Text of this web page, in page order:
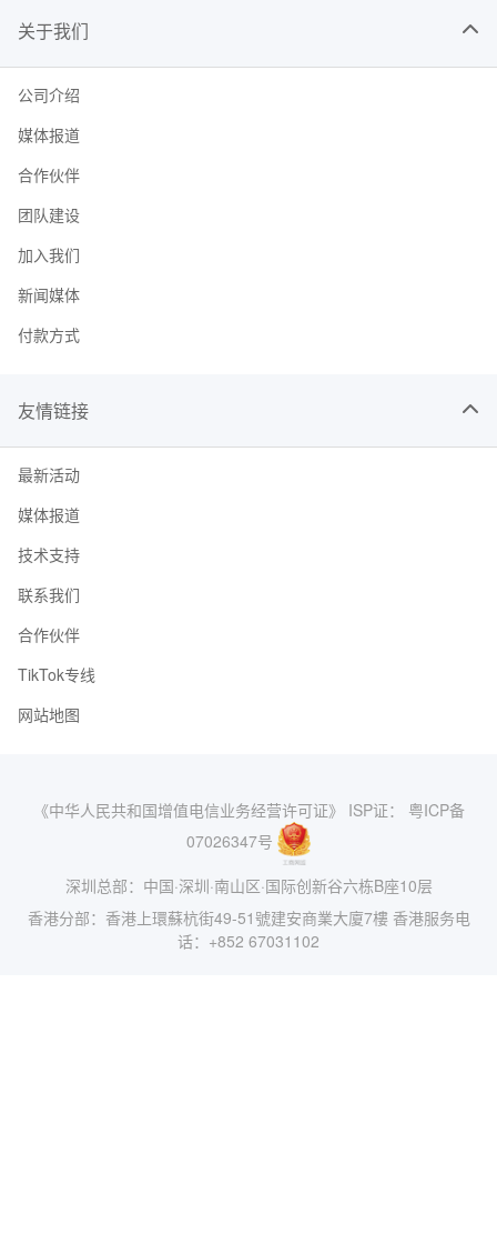
关于我们
公司介绍
媒体报道
合作伙伴
团队建设
加入我们
新闻媒体
付款方式
友情链接
最新活动
媒体报道
技术支持
联系我们
合作伙伴
TikTok专线
网站地图
《中华人民共和国增值电信业务经营许可证》 ISP证： 粤ICP备
07026347号
深圳总部：中国·深圳·南山区·国际创新谷六栋B座10层
香港分部：香港上環蘇杭街49-51號建安商業大廈7樓 香港服务电
话：+852 67031102